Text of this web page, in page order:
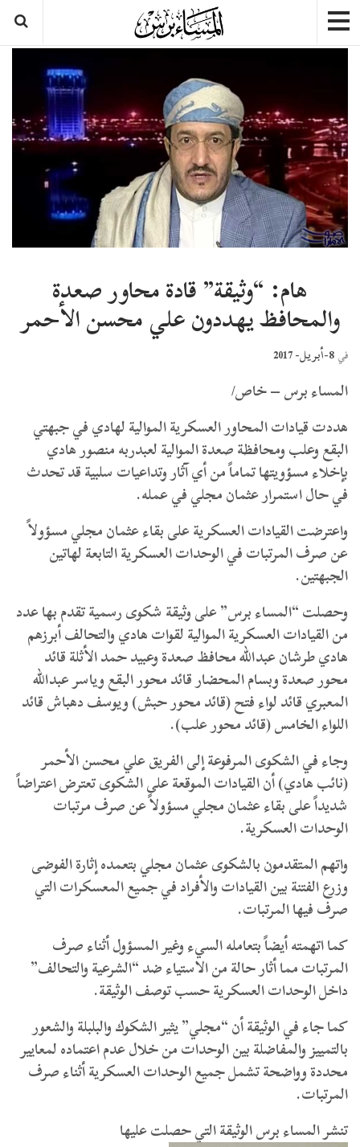
هام: “وثيقة” قادة محاور صعدة
والمحافظ يهددون علي محسن الأحمر
في 8-أبريل- 2017
المساء برس – خاص/
هددت قيادات المحاور العسكرية الموالية لهادي في جبهتي
البقع وعلب ومحافظة صعدة الموالية لعبدربه منصور هادي
بإخلاء مسؤويتها تماماً من أي آثار وتداعيات سلبية قد تحدث
في حال استمرار عثمان مجلي في عمله.
واعترضت القيادات العسكرية على بقاء عثمان مجلي مسؤولاً
عن صرف المرتبات في الوحدات العسكرية التابعة لهاتين
الجبهتين.
وحصلت “المساء برس” على وثيقة شكوى رسمية تقدم بها عدد
من القيادات العسكرية الموالية لقوات هادي والتحالف أبرزهم
هادي طرشان عبدالله محافظ صعدة وعبيد حمد الأثلة قائد
محور صعدة وبسام المحضار قائد محور البقع وياسر عبدالله
المعبري قائد لواء فتح (قائد محور حبش) ويوسف دهباش قائد
اللواء الخامس (قائد محور علب).
وجاء في الشكوى المرفوعة إلى الفريق علي محسن الأحمر
(نائب هادي) أن القيادات الموقعة على الشكوى تعترض اعتراضاً
شديداً على بقاء عثمان مجلي مسؤولاً عن صرف مرتبات
الوحدات العسكرية.
واتهم المتقدمون بالشكوى عثمان مجلي بتعمده إثارة الفوضى
وزرع الفتنة بين القيادات والأفراد في جميع المعسكرات التي
صرف فيها المرتبات.
كما اتهمته أيضاً بتعامله السيء وغير المسؤول أثناء صرف
المرتبات مما أثار حالة من الاستياء ضد “الشرعية والتحالف”
داخل الوحدات العسكرية حسب توصف الوثيقة.
كما جاء في الوثيقة أن “مجلي” يثير الشكوك والبلبلة والشعور
بالتمييز والمفاضلة بين الوحدات من خلال عدم اعتماده لمعايير
محددة وواضحة تشمل جميع الوحدات العسكرية أثناء صرف
المرتبات.
تنشر المساء برس الوثيقة التي حصلت عليها